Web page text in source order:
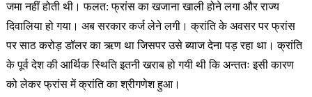
जमा नहीं होती थी। फलत: फ्रांस का खजाना खाली होने लगा और राज्य
दिवालिया हो गया। अब सरकार कर्ज लेने लगी। क्रांति के अवसर पर फ्रांस
पर साठ करोड़ डॉलर का ऋण था जिसपर उसे ब्याज देना पड़ रहा था। क्रांति
के पूर्व देश की आर्थिक स्थिति इतनी खराब हो गयी थी कि अन्ततः इसी कारण
को लेकर फ्रांस में क्रांति का श्रीगणेश हुआ।